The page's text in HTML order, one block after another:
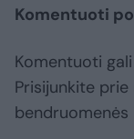
Komentuoti
Komentuoti
Prisijunkite